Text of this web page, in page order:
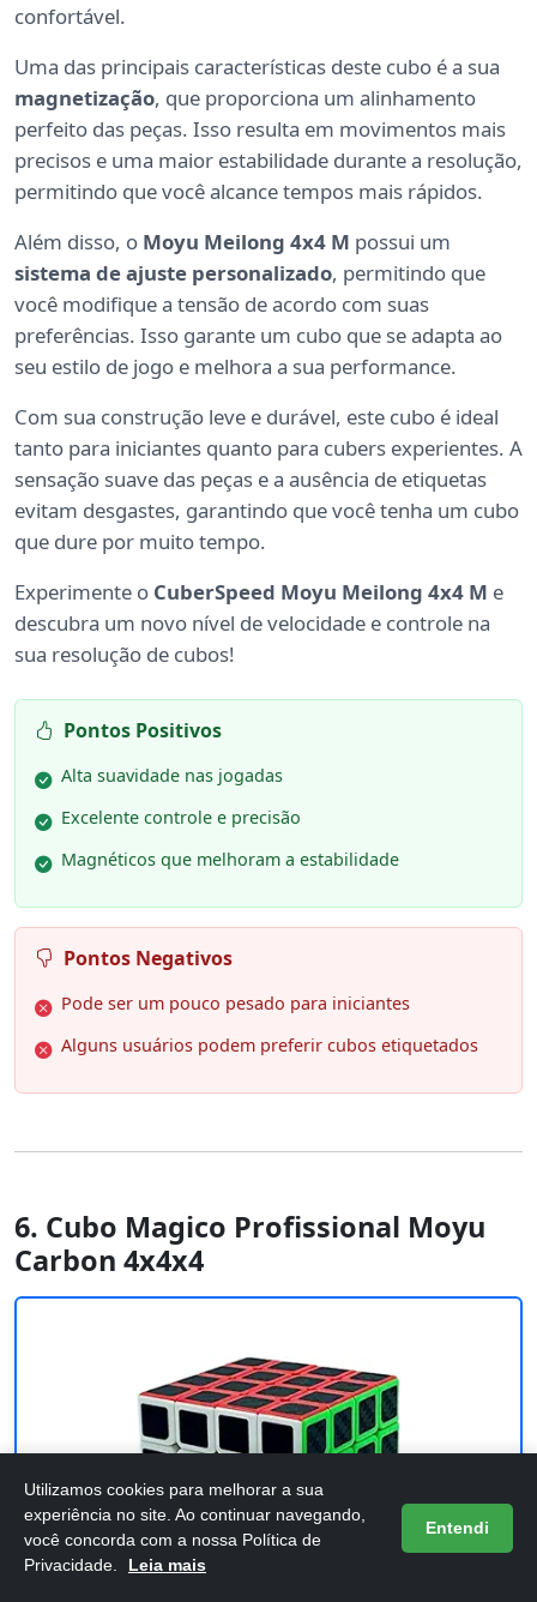
confortável.
Uma das principais características deste cubo é a sua
magnetização, que proporciona um alinhamento
perfeito das peças. Isso resulta em movimentos mais
precisos e uma maior estabilidade durante a resolução,
permitindo que você alcance tempos mais rápidos.
Além disso, o Moyu Meilong 4x4 M possui um
sistema de ajuste personalizado, permitindo que
você modifique a tensão de acordo com suas
preferências. Isso garante um cubo que se adapta ao
seu estilo de jogo e melhora a sua performance.
Com sua construção leve e durável, este cubo é ideal
tanto para iniciantes quanto para cubers experientes. A
sensação suave das peças e a ausência de etiquetas
evitam desgastes, garantindo que você tenha um cubo
que dure por muito tempo.
Experimente o CuberSpeed Moyu Meilong 4x4 M e
descubra um novo nível de velocidade e controle na
sua resolução de cubos!
Pontos Positivos
Alta suavidade nas jogadas
Excelente controle e precisão
Magnéticos que melhoram a estabilidade
Pontos Negativos
Pode ser um pouco pesado para iniciantes
Alguns usuários podem preferir cubos etiquetados
6. Cubo Magico Profissional Moyu
Carbon 4x4x4
Utilizamos cookies para melhorar a sua
experiência no site. Ao continuar navegando,
você concorda com a nossa Política de
Privacidade.
Leia mais
Entendi